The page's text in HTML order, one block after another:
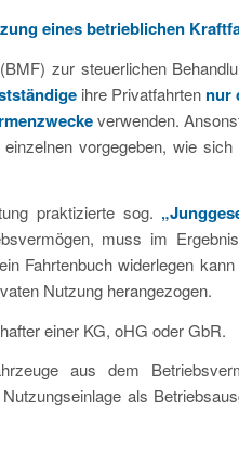
eines betrieblichen
zur steuerlichen
ihre Privatfahrten nur
verwenden.
vorgegeben, wie sich
praktizierte sog.
muss im
Fahrtenbuch widerlegen
Nutzung herangezogen.
einer KG, oHG oder GbR.
aus dem
als